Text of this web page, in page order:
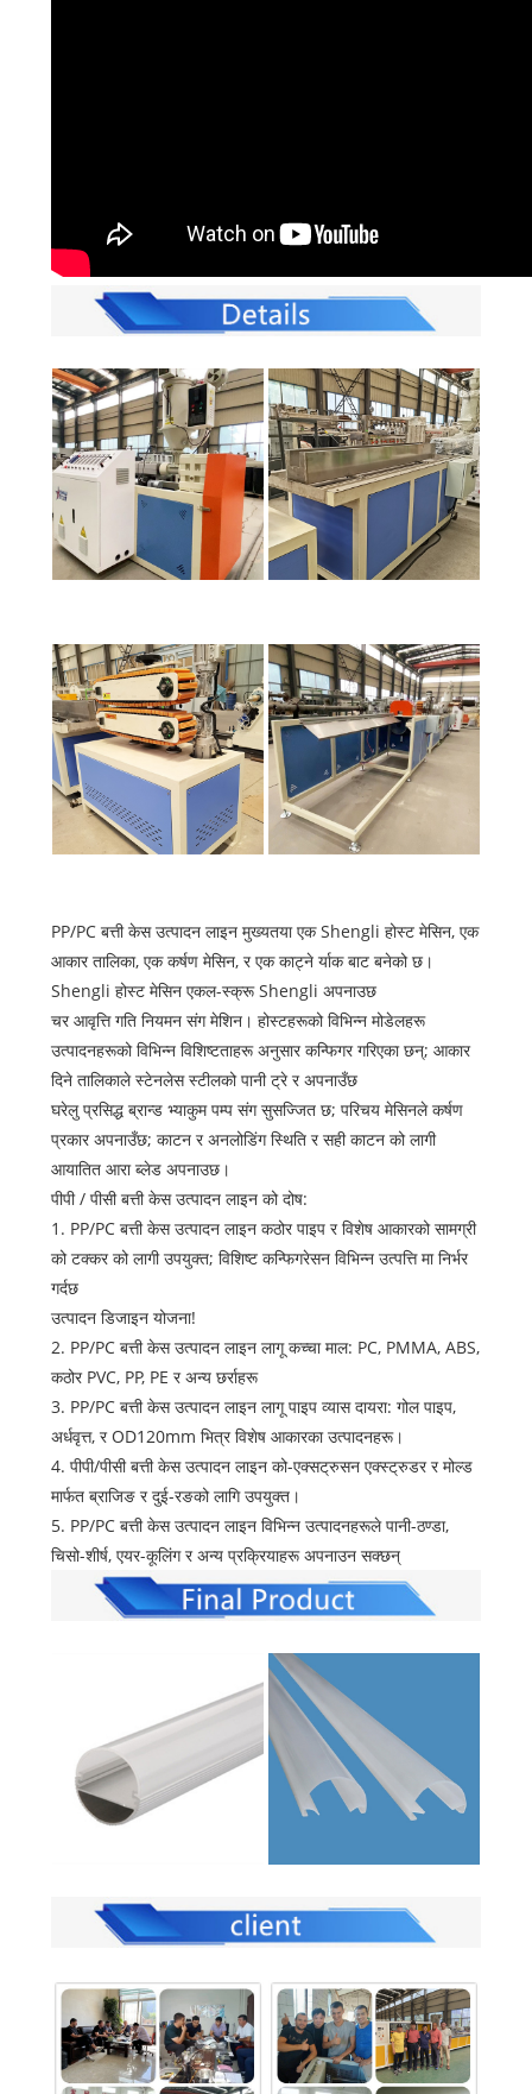
PP/PC बत्ती केस उत्पादन लाइन मुख्यतया एक Shengli होस्ट मेसिन, एक
आकार तालिका, एक कर्षण मेसिन, र एक काट्ने र्याक बाट बनेको छ।
Shengli होस्ट मेसिन एकल-स्क्रू Shengli अपनाउछ
चर आवृत्ति गति नियमन संग मेशिन। होस्टहरूको विभिन्न मोडेलहरू
उत्पादनहरूको विभिन्न विशिष्टताहरू अनुसार कन्फिगर गरिएका छन्; आकार
दिने तालिकाले स्टेनलेस स्टीलको पानी ट्रे र अपनाउँछ
घरेलु प्रसिद्ध ब्रान्ड भ्याकुम पम्प संग सुसज्जित छ; परिचय मेसिनले कर्षण
प्रकार अपनाउँछ; काटन र अनलोडिंग स्थिति र सही काटन को लागी
आयातित आरा ब्लेड अपनाउछ।
पीपी / पीसी बत्ती केस उत्पादन लाइन को दोष:
1. PP/PC बत्ती केस उत्पादन लाइन कठोर पाइप र विशेष आकारको सामग्री
को टक्कर को लागी उपयुक्त; विशिष्ट कन्फिगरेसन विभिन्न उत्पत्ति मा निर्भर
गर्दछ
उत्पादन डिजाइन योजना!
2. PP/PC बत्ती केस उत्पादन लाइन लागू कच्चा माल: PC, PMMA, ABS,
कठोर PVC, PP, PE र अन्य छर्राहरू
3. PP/PC बत्ती केस उत्पादन लाइन लागू पाइप व्यास दायरा: गोल पाइप,
अर्धवृत्त, र OD120mm भित्र विशेष आकारका उत्पादनहरू।
4. पीपी/पीसी बत्ती केस उत्पादन लाइन को-एक्सट्रुसन एक्स्ट्रुडर र मोल्ड
मार्फत ब्राजिङ र दुई-रङको लागि उपयुक्त।
5. PP/PC बत्ती केस उत्पादन लाइन विभिन्न उत्पादनहरूले पानी-ठण्डा,
चिसो-शीर्ष, एयर-कूलिंग र अन्य प्रक्रियाहरू अपनाउन सक्छन्